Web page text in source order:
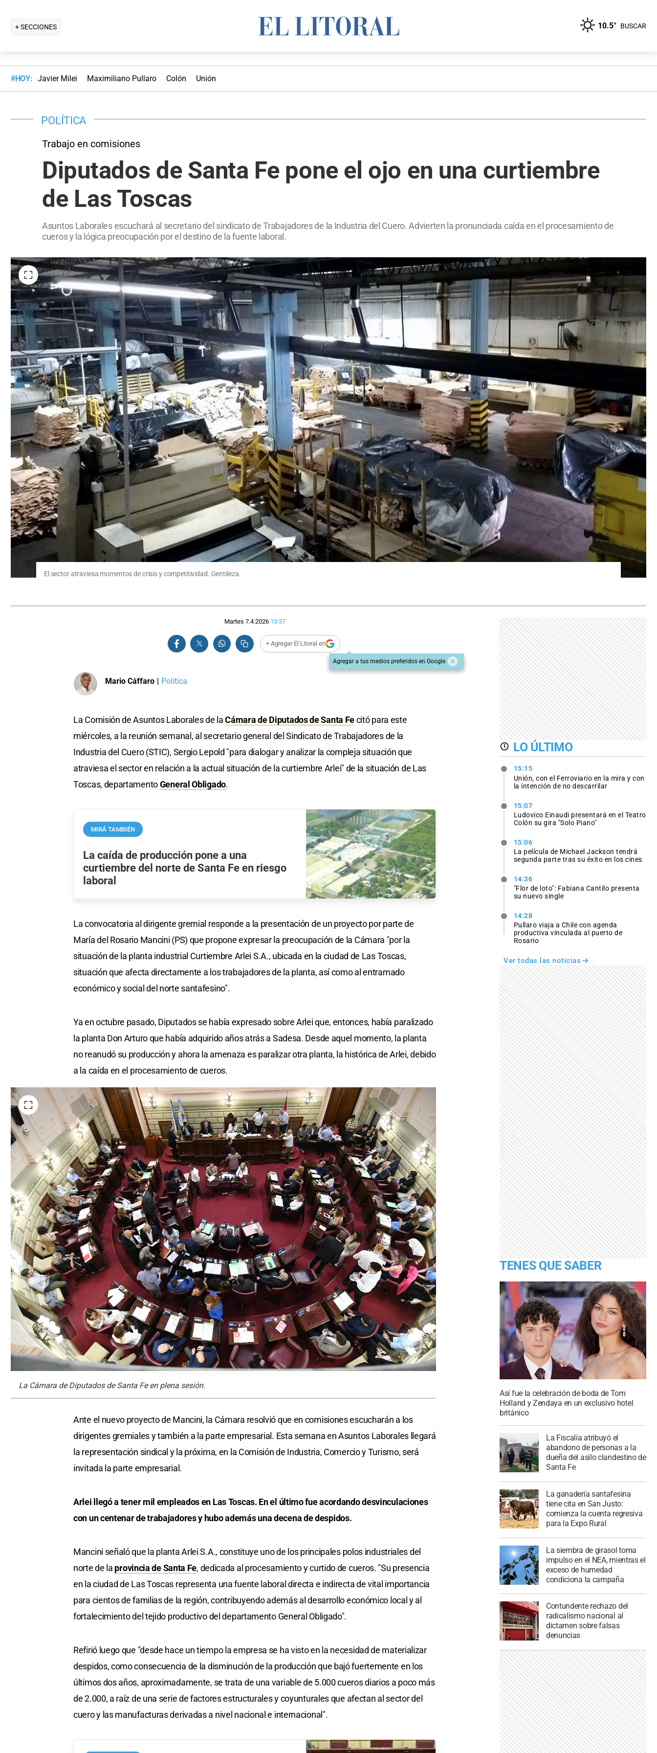
+ SECCIONES 10.5° BUSCAR
#HOY: Javier Milei Maximiliano Pullaro Colón Unión
POLÍTICA
Trabajo en comisiones
Diputados de Santa Fe pone el ojo en una curtiembre
de Las Toscas
Asuntos Laborales escuchará al secretario del sindicato de Trabajadores de la Industria del Cuero. Advierten la pronunciada caída en el procesamiento de
cueros y la lógica preocupación por el destino de la fuente laboral.
El sector atraviesa momentos de crisis y competitividad. Gentileza.
Martes 7.4.2026 13:37
+ Agregar El Litoral en
Agregar a tus medios preferidos en Google
Mario Cáffaro | Política
La Comisión de Asuntos Laborales de laCámara de Diputados de Santa Fecitó para este
miércoles, a la reunión semanal, al secretario general del Sindicato de Trabajadores de la
Industria del Cuero (STIC), Sergio Lepold "para dialogar y analizar la compleja situación que
atraviesa el sector en relación a la actual situación de la curtiembre Arlei" de la situación de Las
Toscas, departamentoGeneral Obligado.
MIRÁ TAMBIÉN
La caída de producción pone a una
curtiembre del norte de Santa Fe en riesgo
laboral
La convocatoria al dirigente gremial responde a la presentación de un proyecto por parte de
María del Rosario Mancini (PS) que propone expresar la preocupación de la Cámara "por la
situación de la planta industrial Curtiembre Arlei S.A., ubicada en la ciudad de Las Toscas,
situación que afecta directamente a los trabajadores de la planta, así como al entramado
económico y social del norte santafesino".
Ya en octubre pasado, Diputados se había expresado sobre Arlei que, entonces, había paralizado
la planta Don Arturo que había adquirido años atrás a Sadesa. Desde aquel momento, la planta
no reanudó su producción y ahora la amenaza es paralizar otra planta, la histórica de Arlei, debido
a la caída en el procesamiento de cueros.
La Cámara de Diputados de Santa Fe en plena sesión.
Ante el nuevo proyecto de Mancini, la Cámara resolvió que en comisiones escucharán a los
dirigentes gremiales y también a la parte empresarial. Esta semana en Asuntos Laborales llegará
la representación sindical y la próxima, en la Comisión de Industria, Comercio y Turismo, será
invitada la parte empresarial.
Arlei llegó a tener mil empleados en Las Toscas. En el último fue acordando desvinculaciones
con un centenar de trabajadores y hubo además una decena de despidos.
Mancini señaló que la planta Arlei S.A., constituye uno de los principales polos industriales del
norte de la provincia de Santa Fe, dedicada al procesamiento y curtido de cueros. "Su presencia
en la ciudad de Las Toscas representa una fuente laboral directa e indirecta de vital importancia
para cientos de familias de la región, contribuyendo además al desarrollo económico local y al
fortalecimiento del tejido productivo del departamento General Obligado".
Refirió luego que "desde hace un tiempo la empresa se ha visto en la necesidad de materializar
despidos, como consecuencia de la disminución de la producción que bajó fuertemente en los
últimos dos años, aproximadamente, se trata de una variable de 5.000 cueros diarios a poco más
de 2.000, a raíz de una serie de factores estructurales y coyunturales que afectan al sector del
cuero y las manufacturas derivadas a nivel nacional e internacional".
LO ÚLTIMO
15:15
Unión, con el Ferroviario en la mira y con
la intención de no descarrilar
15:07
Ludovico Einaudi presentará en el Teatro
Colón su gira "Solo Piano"
15:06
La película de Michael Jackson tendrá
segunda parte tras su éxito en los cines
14:36
"Flor de loto": Fabiana Cantilo presenta
su nuevo single
14:28
Pullaro viaja a Chile con agenda
productiva vinculada al puerto de
Rosario
Ver todas las noticias
TENES QUE SABER
Así fue la celebración de boda de Tom
Holland y Zendaya en un exclusivo hotel
británico
La Fiscalía atribuyó el
abandono de personas a la
dueña del asilo clandestino de
Santa Fe
La ganadería santafesina
tiene cita en San Justo:
comienza la cuenta regresiva
para la Expo Rural
La siembra de girasol toma
impulso en el NEA, mientras el
exceso de humedad
condiciona la campaña
Contundente rechazo del
radicalismo nacional al
dictamen sobre falsas
denuncias